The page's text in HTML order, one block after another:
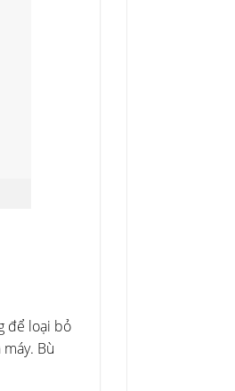
để loại bỏ
Bù